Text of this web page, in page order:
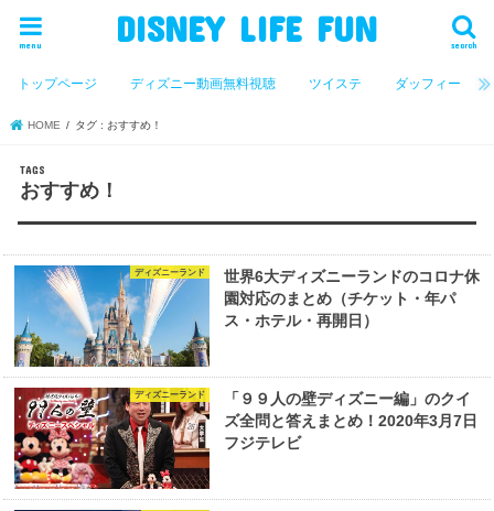
DISNEY LIFE FUN search
menu
トップページ ディズニー動画無料視聴 ツイステ ダッフィー
HOME タグ : おすすめ！
おすすめ！
ディズニーランド
世界6大ディズニーランドのコロナ休
園対応のまとめ（チケット・年パ
ス・ホテル・再開日）
ディズニーランド
「９９人の壁ディズニー編」のクイ
ズ全問と答えまとめ！2020年3月7日
フジテレビ